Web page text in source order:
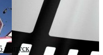
выпуск